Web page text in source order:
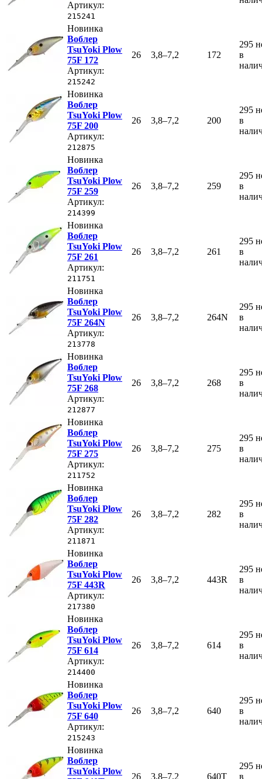
Артикул:
215241
Новинка
Воблер
TsuYoki Plow
75F 172
Артикул:
215242
26 3,8–7,2 172
295
в
Новинка
Воблер
TsuYoki Plow
75F 200
Артикул:
212875
26 3,8–7,2 200
295
в
Новинка
Воблер
TsuYoki Plow
75F 259
Артикул:
214399
26 3,8–7,2 259
295
в
Новинка
Воблер
TsuYoki Plow
75F 261
Артикул:
211751
26 3,8–7,2 261
295
в
Новинка
Воблер
TsuYoki Plow
75F 264N
Артикул:
213778
26 3,8–7,2 264N
295
в
Новинка
Воблер
TsuYoki Plow
75F 268
Артикул:
212877
26 3,8–7,2 268
295
в
Новинка
Воблер
TsuYoki Plow
75F 275
Артикул:
211752
26 3,8–7,2 275
295
в
Новинка
Воблер
TsuYoki Plow
75F 282
Артикул:
211871
26 3,8–7,2 282
295
в
Новинка
Воблер
TsuYoki Plow
75F 443R
Артикул:
217380
26 3,8–7,2 443R
295
в
Новинка
Воблер
TsuYoki Plow
75F 614
Артикул:
214400
26 3,8–7,2 614
295
в
Новинка
Воблер
TsuYoki Plow
75F 640
Артикул:
215243
26 3,8–7,2 640
295
в
Новинка
Воблер
TsuYoki Plow
26 3,8–7,2 640T
295
в